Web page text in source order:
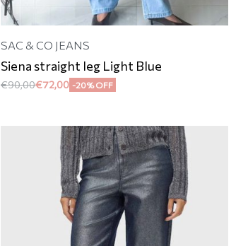
SAC & CO JEANS
Siena straight leg Light Blue
€90,00€72,00 -20% OFF